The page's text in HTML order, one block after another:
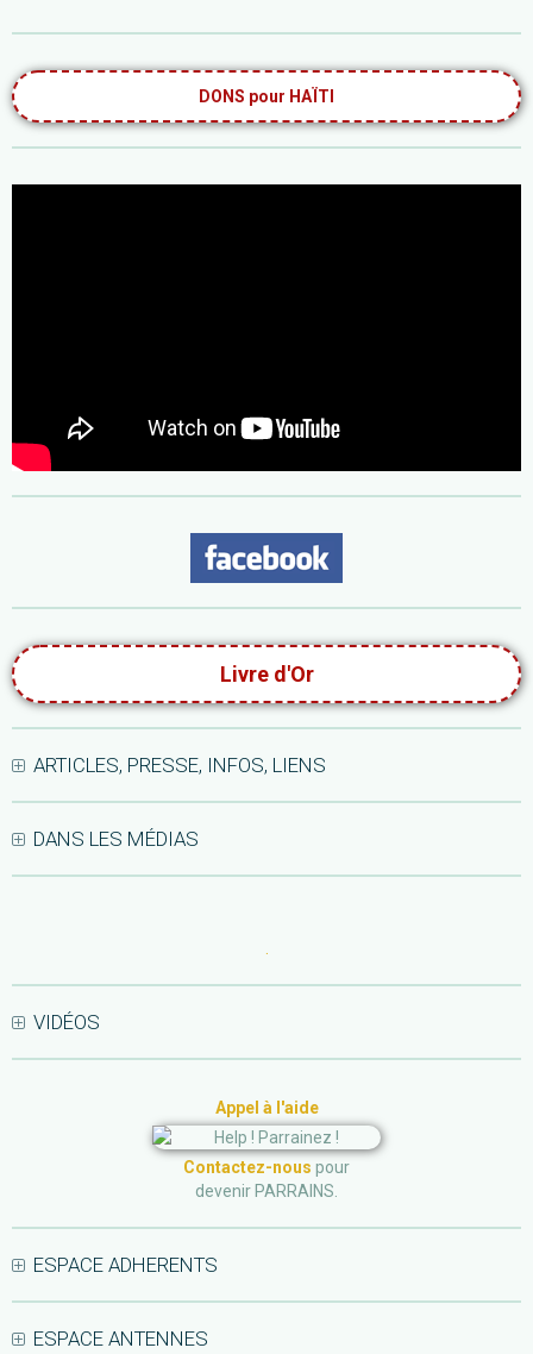
DONS pour HAÏTI
Livre d'Or
ARTICLES, PRESSE, INFOS, LIENS
DANS LES MÉDIAS
VIDÉOS
Appel à l'aide
Contactez-nous pour
devenir PARRAINS.
ESPACE ADHERENTS
ESPACE ANTENNES